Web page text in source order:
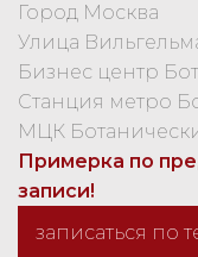
Город Москва
Улица
Бизнес центр
Станция метро
МЦК
Примерка по
записи!
записаться по